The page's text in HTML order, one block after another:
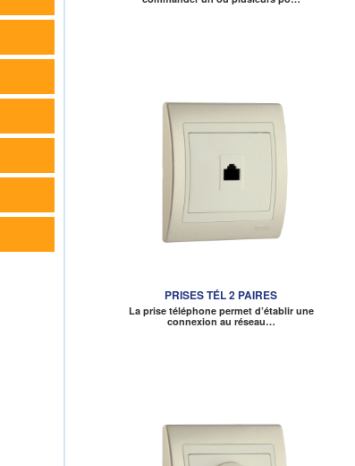
PRISES TÉL 2 PAIRES
La prise téléphone permet d’établir une
connexion au réseau…